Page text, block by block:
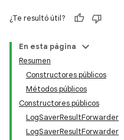
¿Te resultó útil?
En esta página
Resumen
Constructores públicos
Métodos públicos
Constructores públicos
LogSaverResultForwarder
LogSaverResultForwarder